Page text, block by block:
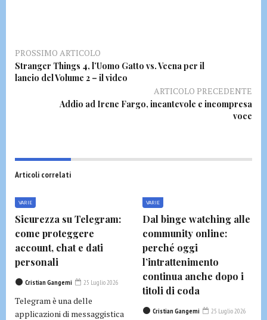
PROSSIMO ARTICOLO
Stranger Things 4, l’Uomo Gatto vs. Vecna per il
lancio del Volume 2 – il video
ARTICOLO PRECEDENTE
Addio ad Irene Fargo, incantevole e incompresa
voce
Articoli correlati
VARIE
Sicurezza su Telegram:
come proteggere
account, chat e dati
personali
Cristian Gangemi 25 Luglio 2026
Telegram è una delle
applicazioni di messaggistica
VARIE
Dal binge watching alle
community online:
perché oggi
l’intrattenimento
continua anche dopo i
titoli di coda
Cristian Gangemi 25 Luglio 2026